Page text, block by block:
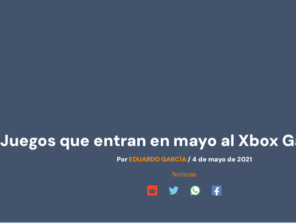
Juegos que entran en mayo al Xbox
PorEDUARDO GARCÍA/4 de mayo de 2021
Noticias